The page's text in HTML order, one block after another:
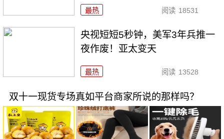
最热 阅读 18531
央视短短5秒钟，美军3年兵推一
夜作废！亚太变天
最热 阅读 13528
双十一现货专场真如平台商家所说的那样吗？